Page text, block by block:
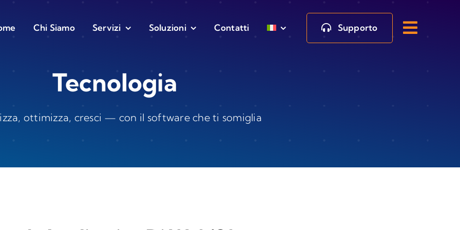
Chi Siamo Servizi Soluzioni Contatti Supporto
Tecnologia
ottimizza, cresci — con il software che ti somiglia